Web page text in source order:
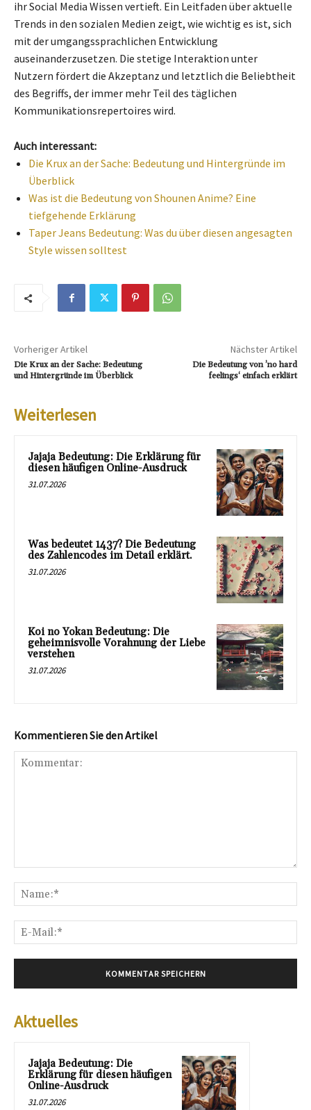
ihr Social Media Wissen vertieft. Ein Leitfaden über aktuelle
Trends in den sozialen Medien zeigt, wie wichtig es ist, sich
mit der umgangssprachlichen Entwicklung
auseinanderzusetzen. Die stetige Interaktion unter
Nutzern fördert die Akzeptanz und letztlich die Beliebtheit
des Begriffs, der immer mehr Teil des täglichen
Kommunikationsrepertoires wird.
Auch interessant:
Die Krux an der Sache: Bedeutung und Hintergründe im
Überblick
Was ist die Bedeutung von Shounen Anime? Eine
tiefgehende Erklärung
Taper Jeans Bedeutung: Was du über diesen angesagten
Style wissen solltest
Vorheriger Artikel
Die Krux an der Sache: Bedeutung
und Hintergründe im Überblick
Nächster Artikel
Die Bedeutung von ’no hard
feelings‘ einfach erklärt
Weiterlesen
Jajaja Bedeutung: Die Erklärung für
diesen häufigen Online-Ausdruck
31.07.2026
Was bedeutet 1437? Die Bedeutung
des Zahlencodes im Detail erklärt.
31.07.2026
Koi no Yokan Bedeutung: Die
geheimnisvolle Vorahnung der Liebe
verstehen
31.07.2026
Kommentieren Sie den Artikel
Aktuelles
Jajaja Bedeutung: Die
Erklärung für diesen häufigen
Online-Ausdruck
31.07.2026